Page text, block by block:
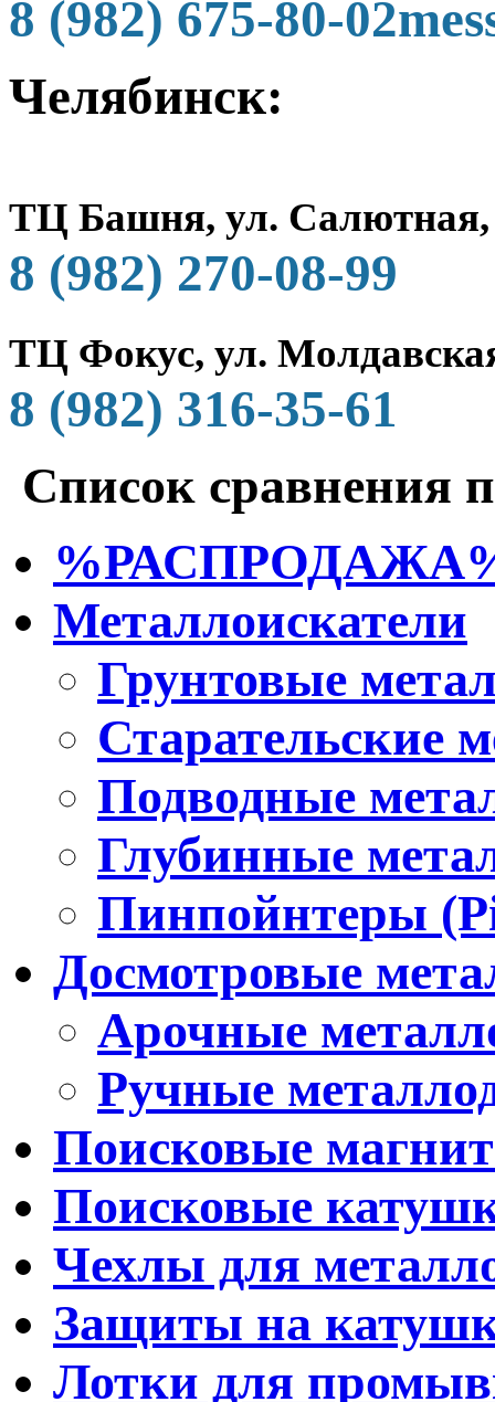
8 (982) 675-80-02
Челябинск:
ТЦ Башня, ул. Салютная,
8 (982) 270-08-99
ТЦ Фокус, ул.
8 (982) 316-35-61
Список сравнения
Металлоискатели
Грунтовые
Старательские
Подводные
Глубинные
Пинпойнтеры
Досмотровые
Арочные
Ручные
Поисковые
Поисковые
Чехлы для
Защиты на
Лотки для